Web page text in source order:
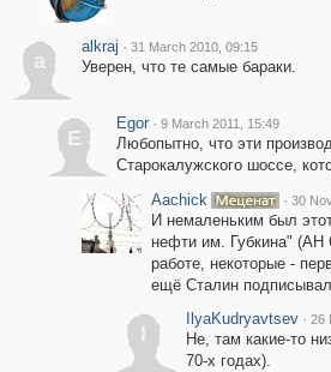
a
alkraj · 31 March 2010, 09:15
Уверен, что те самые бараки.
E
Egor · 9 March 2011, 15:49
Любопытно, что эти
Старокалужского шоссе,
Aachick
· 30
И немаленьким был
нефти им. Губкина" (АН
работе, некоторые -
ещё Сталин
I
IlyaKudryavtsev · 26
Не, там какие-то
70-х годах).